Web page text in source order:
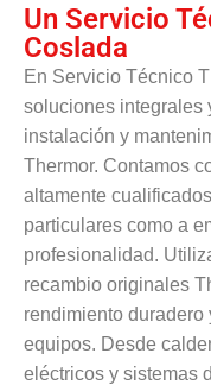
Un Servicio
Coslada
En Servicio Técnico
soluciones integrales
instalación y
Thermor. Contamos
altamente
particulares como a
profesionalidad.
recambio originales
rendimiento
equipos. Desde
eléctricos y sistemas